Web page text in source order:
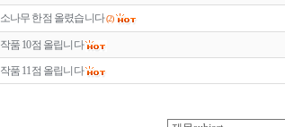
소나무 한점 올렸습니다(2)
작품 10점 올립니다
작품 11점 올립니다